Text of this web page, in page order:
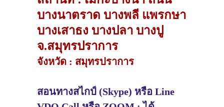
บางนาตราด บางพลี แพรกษา
บางเสาธง บางปลา บางปู
จ.สมุทรปราการ
จังหวัด : สมุทรปราการ
สอนทางสไกป์ (Skype) หรือ Line